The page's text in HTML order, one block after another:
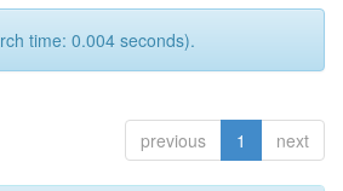
time: 0.004 seconds).
previous 1 next